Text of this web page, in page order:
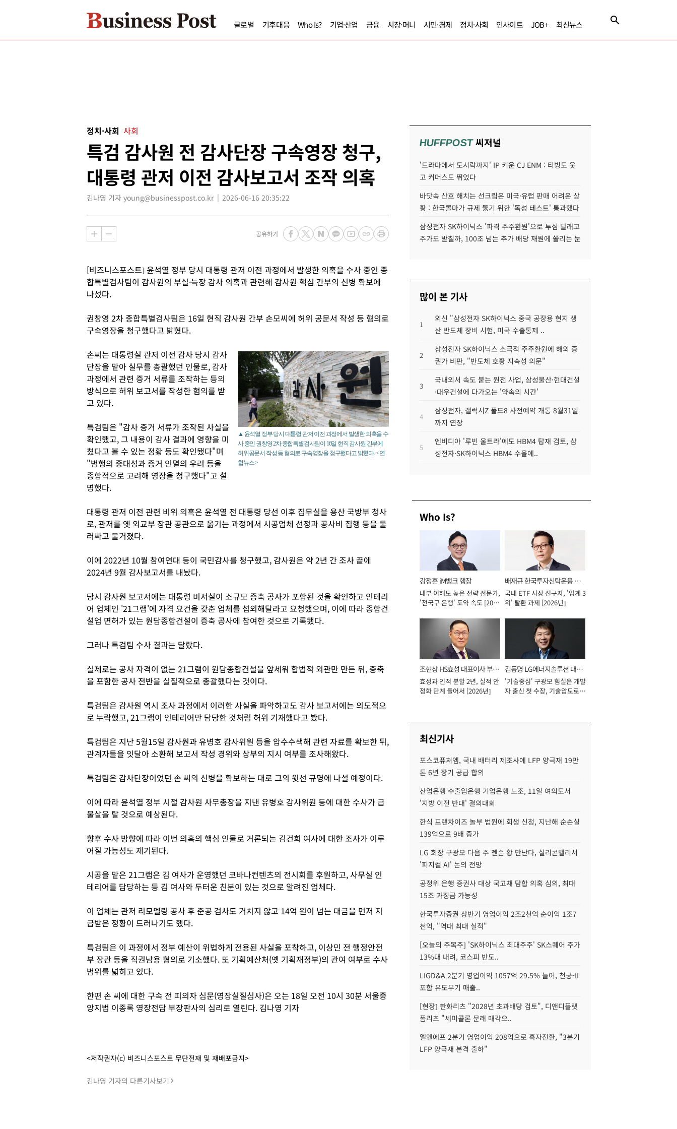
글로벌 기후대응 Who Is? 기업·산업 금융 시장·머니 시민·경제 정치·사회 인사이트 JOB+ 최신뉴스
정치·사회 사회
특검 감사원 전 감사단장 구속영장 청구,
대통령 관저 이전 감사보고서 조작 의혹
김나영 기자 young@businesspost.co.kr 2026-06-16 20:35:22
공유하기
[비즈니스포스트] 윤석열 정부 당시 대통령 관저 이전 과정에서 발생한 의혹을 수사 중인 종
합특별검사팀이 감사원의 부실·늑장 감사 의혹과 관련해 감사원 핵심 간부의 신병 확보에
나섰다.
권창영 2차 종합특별검사팀은 16일 현직 감사원 간부 손모씨에 허위 공문서 작성 등 혐의로
구속영장을 청구했다고 밝혔다.
▲ 윤석열 정부 당시 대통령 관저 이전 과정에서 발생한 의혹을 수
사 중인 권창영 2차 종합특별검사팀이 16일 현직 감사원 간부에
허위공문서 작성 등 혐의로 구속영장을 청구했다고 밝혔다. < 연
합뉴스 >
손씨는 대통령실 관저 이전 감사 당시 감사
단장을 맡아 실무를 총괄했던 인물로, 감사
과정에서 관련 증거 서류를 조작하는 등의
방식으로 허위 보고서를 작성한 혐의를 받
고 있다.
특검팀은 "감사 증거 서류가 조작된 사실을
확인했고, 그 내용이 감사 결과에 영향을 미
쳤다고 볼 수 있는 정황 등도 확인됐다"며
"범행의 중대성과 증거 인멸의 우려 등을
종합적으로 고려해 영장을 청구했다"고 설
명했다.
대통령 관저 이전 관련 비위 의혹은 윤석열 전 대통령 당선 이후 집무실을 용산 국방부 청사
로, 관저를 옛 외교부 장관 공관으로 옮기는 과정에서 시공업체 선정과 공사비 집행 등을 둘
러싸고 불거졌다.
이에 2022년 10월 참여연대 등이 국민감사를 청구했고, 감사원은 약 2년 간 조사 끝에
2024년 9월 감사보고서를 내놨다.
당시 감사원 보고서에는 대통령 비서실이 소규모 증축 공사가 포함된 것을 확인하고 인테리
어 업체인 '21그램'에 자격 요건을 갖춘 업체를 섭외해달라고 요청했으며, 이에 따라 종합건
설업 면허가 있는 원담종합건설이 증축 공사에 참여한 것으로 기록됐다.
그러나 특검팀 수사 결과는 달랐다.
실제로는 공사 자격이 없는 21그램이 원담종합건설을 앞세워 합법적 외관만 만든 뒤, 증축
을 포함한 공사 전반을 실질적으로 총괄했다는 것이다.
특검팀은 감사원 역시 조사 과정에서 이러한 사실을 파악하고도 감사 보고서에는 의도적으
로 누락했고, 21그램이 인테리어만 담당한 것처럼 허위 기재했다고 봤다.
특검팀은 지난 5월15일 감사원과 유병호 감사위원 등을 압수수색해 관련 자료를 확보한 뒤,
관계자들을 잇달아 소환해 보고서 작성 경위와 상부의 지시 여부를 조사해왔다.
특검팀은 감사단장이었던 손 씨의 신병을 확보하는 대로 그의 윗선 규명에 나설 예정이다.
이에 따라 윤석열 정부 시절 감사원 사무총장을 지낸 유병호 감사위원 등에 대한 수사가 급
물살을 탈 것으로 예상된다.
향후 수사 방향에 따라 이번 의혹의 핵심 인물로 거론되는 김건희 여사에 대한 조사가 이루
어질 가능성도 제기된다.
시공을 맡은 21그램은 김 여사가 운영했던 코바나컨텐츠의 전시회를 후원하고, 사무실 인
테리어를 담당하는 등 김 여사와 두터운 친분이 있는 것으로 알려진 업체다.
이 업체는 관저 리모델링 공사 후 준공 검사도 거치지 않고 14억 원이 넘는 대금을 먼저 지
급받은 정황이 드러나기도 했다.
특검팀은 이 과정에서 정부 예산이 위법하게 전용된 사실을 포착하고, 이상민 전 행정안전
부 장관 등을 직권남용 혐의로 기소했다. 또 기획예산처(옛 기획재정부)의 관여 여부로 수사
범위를 넓히고 있다.
한편 손 씨에 대한 구속 전 피의자 심문(영장실질심사)은 오는 18일 오전 10시 30분 서울중
앙지법 이종록 영장전담 부장판사의 심리로 열린다. 김나영 기자
<저작권자(c) 비즈니스포스트 무단전재 및 재배포금지>
김나영 기자의 다른기사보기
HUFFPOST씨저널
'드라마에서 도시락까지' IP 키운 CJ ENM : 티빙도 웃
고 커머스도 뛰었다
바닷속 산호 해치는 선크림은 미국·유럽 판매 어려운 상
황 : 한국콜마가 규제 뚫기 위한 '독성 테스트' 통과했다
삼성전자 SK하이닉스 '파격 주주환원'으로 투심 달래고
주가도 받칠까, 100조 넘는 추가 배당 재원에 쏠리는 눈
많이 본 기사
1
외신 "삼성전자 SK하이닉스 중국 공장용 현지 생
산 반도체 장비 시험, 미국 수출통제 ..
2
삼성전자 SK하이닉스 소극적 주주환원에 해외 증
권가 비판, "반도체 호황 지속성 의문"
3
국내외서 속도 붙는 원전 사업, 삼성물산·현대건설
·대우건설에 다가오는 '약속의 시간'
4
삼성전자, 갤럭시Z 폴드8 사전예약 개통 8월31일
까지 연장
5
엔비디아 '루빈 울트라'에도 HBM4 탑재 검토, 삼
성전자·SK하이닉스 HBM4 수율에..
Who Is?
강정훈 iM뱅크 행장
내부 이해도 높은 전략 전문가,
'전국구 은행' 도약 속도 [2026
배재규 한국투자신탁운용 대
표이사 사장
국내 ETF 시장 선구자, '업계 3
위' 탈환 과제 [2026년]
조현상 HS효성 대표이사 부회
장
효성과 인적 분할 2년, 실적 안
정화 단계 들어서 [2026년]
김동명 LG에너지솔루션 대표
이사 사장
'기술중심' 구광모 힘실은 개발
자 출신 첫 수장, 기술압도로
최신기사
포스코퓨처엠, 국내 배터리 제조사에 LFP 양극재 19만
톤 6년 장기 공급 합의
산업은행 수출입은행 기업은행 노조, 11일 여의도서
'지방 이전 반대' 결의대회
한식 프랜차이즈 놀부 법원에 회생 신청, 지난해 순손실
139억으로 9배 증가
LG 회장 구광모 다음 주 젠슨 황 만난다, 실리콘밸리서
'피지컬 AI' 논의 전망
공정위 은행 증권사 대상 국고채 담합 의혹 심의, 최대
15조 과징금 가능성
한국투자증권 상반기 영업이익 2조2천억 순이익 1조7
천억, "역대 최대 실적"
[오늘의 주목주] 'SK하이닉스 최대주주' SK스퀘어 주가
13%대 내려, 코스피 반도..
LIGD&A 2분기 영업이익 1057억 29.5% 늘어, 천궁-II
포함 유도무기 매출..
[현장] 한화리츠 "2028년 초과배당 검토", 디앤디플랫
폼리츠 "세미콜론 문래 매각으..
엘앤에프 2분기 영업이익 208억으로 흑자전환, "3분기
LFP 양극재 본격 출하"